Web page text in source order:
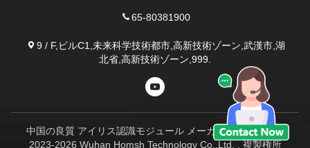
65-80381900
9 / F,ビルC1,未来科学技術都市,高新技術ゾーン,武漢市,湖
北省,高新技術ゾーン,999.
中国の良質 アイリス認識モジュール メーカー。Copyright©
2023-2026 Wuhan Homsh Technology Co.,Ltd. . 複製権所